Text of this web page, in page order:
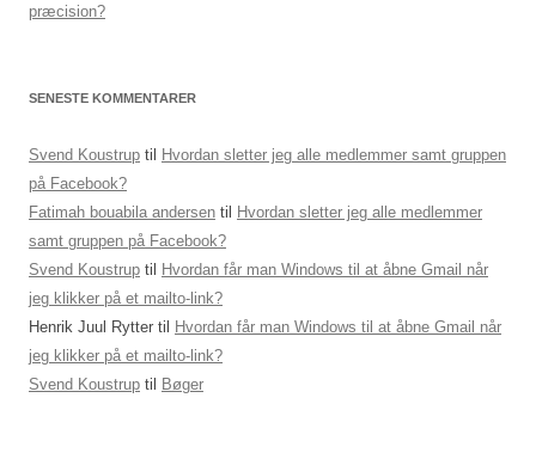
præcision?
SENESTE KOMMENTARER
Svend Koustrup til
Hvordan sletter jeg alle medlemmer samt gruppen
på Facebook?
Fatimah bouabila andersen til
Hvordan sletter jeg alle medlemmer
samt gruppen på Facebook?
Svend Koustrup til
Hvordan får man Windows til at åbne Gmail når
jeg klikker på et mailto-link?
Henrik Juul Rytter til
Hvordan får man Windows til at åbne Gmail når
jeg klikker på et mailto-link?
Svend Koustrup til Bøger